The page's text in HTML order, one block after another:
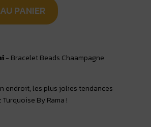
PANIER
- Bracelet Beads Chaampagne
endroit, les plus jolies tendances
By Rama !